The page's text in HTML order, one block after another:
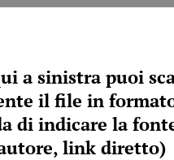
a sinistra puoi
il file in
di indicare la
link diretto)